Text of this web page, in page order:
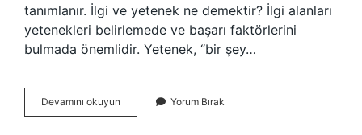
tanımlanır. İlgi ve yetenek ne demektir? İlgi alanları
yetenekleri belirlemede ve başarı faktörlerini
bulmada önemlidir. Yetenek, “bir şey…
Devamını okuyun Yetenek
Nedir
Yorum Bırak